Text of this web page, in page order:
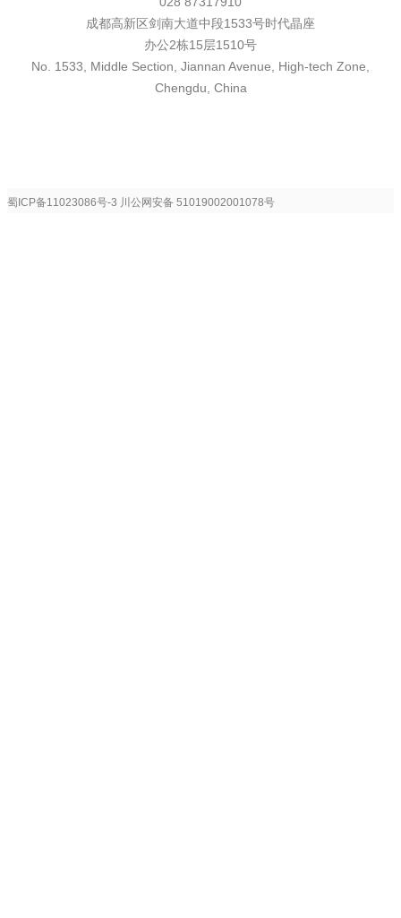
成都高新区剑南大道中段1533号时代晶座
办公2栋15层1510号
No. 1533, Middle Section, Jiannan Avenue, High-tech Zone,
Chengdu, China
蜀ICP备11023086号-3 川公网安备 51019002001078号